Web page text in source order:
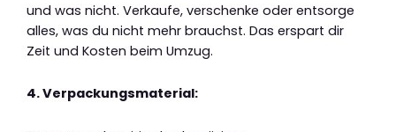
und was nicht. Verkaufe, verschenke oder entsorge
alles, was du nicht mehr brauchst. Das erspart dir
Zeit und Kosten beim Umzug.
4. Verpackungsmaterial: